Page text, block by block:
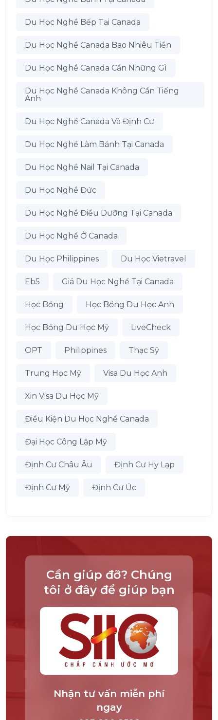
Du Học Nghề Bếp Tại Canada
Du Học Nghề Canada Bao Nhiêu Tiền
Du Học Nghề Canada Cần Những Gì
Du Học Nghề Canada Không Cần Tiếng
Anh
Du Học Nghề Canada Và Định Cư
Du Học Nghề Làm Bánh Tại Canada
Du Học Nghề Nail Tại Canada
Du Học Nghề Đức
Du Học Nghề Điều Dưỡng Tại Canada
Du Học Nghề Ở Canada
Du Học Philippines Du Học Vietravel
Eb5 Giá Du Học Nghề Tại Canada
Học Bổng Học Bổng Du Học Anh
Học Bổng Du Học Mỹ LiveCheck
OPT Philippines Thạc Sỹ
Trung Học Mỹ Visa Du Học Anh
Xin Visa Du Học Mỹ
Điều Kiện Du Học Nghề Canada
Đại Học Công Lập Mỹ
Định Cư Châu Âu Định Cư Hy Lạp
Định Cư Mỹ Định Cư Úc
Cần giúp đỡ? Chúng
tôi ở đây để giúp bạn
Nhận tư vấn miễn phí
ngay